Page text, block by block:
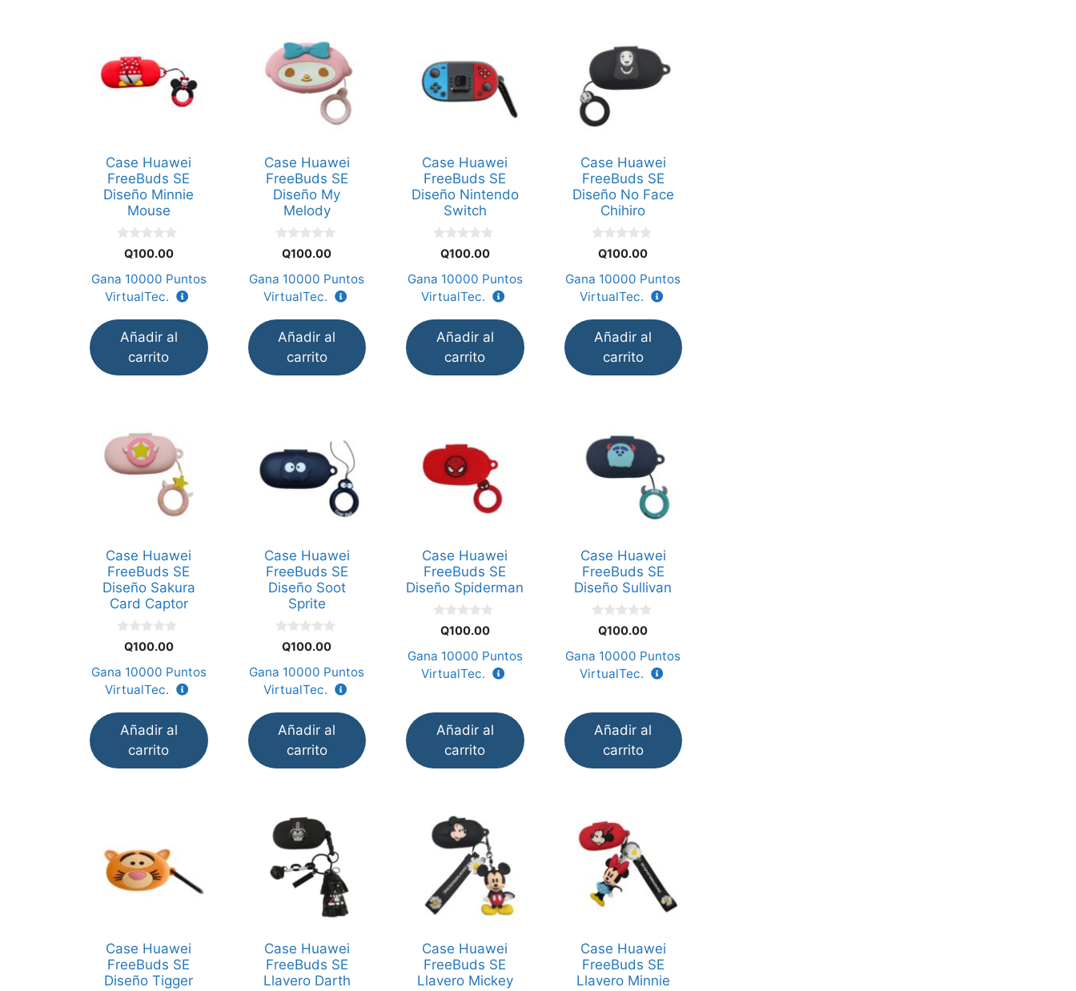
Case Huawei
FreeBuds SE
Diseño Minnie
Mouse
5
Q100.00
Gana 10000 Puntos
VirtualTec.
Añadir al
carrito
Case Huawei
FreeBuds SE
Diseño My
Melody
5
Q100.00
Gana 10000 Puntos
VirtualTec.
Añadir al
carrito
Case Huawei
FreeBuds SE
Diseño Nintendo
Switch
5
Q100.00
Gana 10000 Puntos
VirtualTec.
Añadir al
carrito
Case Huawei
FreeBuds SE
Diseño No Face
Chihiro
5
Q100.00
Gana 10000 Puntos
VirtualTec.
Añadir al
carrito
Case Huawei
FreeBuds SE
Diseño Sakura
Card Captor
5
Q100.00
Gana 10000 Puntos
VirtualTec.
Añadir al
carrito
Case Huawei
FreeBuds SE
Diseño Soot
Sprite
5
Q100.00
Gana 10000 Puntos
VirtualTec.
Añadir al
carrito
Case Huawei
FreeBuds SE
Diseño Spiderman
5
Q100.00
Gana 10000 Puntos
VirtualTec.
Añadir al
carrito
Case Huawei
FreeBuds SE
Diseño Sullivan
5
Q100.00
Gana 10000 Puntos
VirtualTec.
Añadir al
carrito
Case Huawei
FreeBuds SE
Diseño Tigger
Case Huawei
FreeBuds SE
Llavero Darth
Case Huawei
FreeBuds SE
Llavero Mickey
Case Huawei
FreeBuds SE
Llavero Minnie